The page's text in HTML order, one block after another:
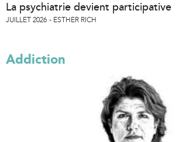
La psychiatrie devient participative
JUILLET 2026 ESTHER RICH
Addiction